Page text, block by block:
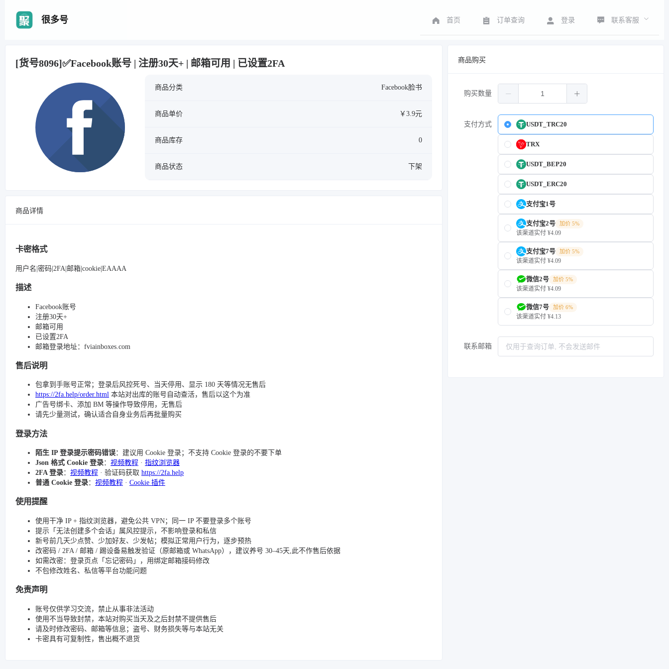
很多号 首页 订单查询 登录 联系客服
[货号8096]✅Facebook账号 | 注册30天+ | 邮箱可用 | 已设置2FA
商品分类 Facebook脸书
商品单价 ￥3.9元
商品库存 0
商品状态 下架
商品详情
卡密格式
用户名|密码|2FA|邮箱|cookie|EAAAA
描述
Facebook账号
注册30天+
邮箱可用
已设置2FA
邮箱登录地址：fviainboxes.com
售后说明
包拿到手账号正常；登录后风控死号、当天停用、显示 180 天等情况无售后
https://2fa.help/order.html 本站对出库的账号自动查活，售后以这个为准
广告号绑卡、添加 BM 等操作导致停用，无售后
请先少量测试，确认适合自身业务后再批量购买
登录方法
陌生 IP 登录提示密码错误：建议用 Cookie 登录；不支持 Cookie 登录的不要下单
Json 格式 Cookie 登录： 视频教程 · 指纹浏览器
2FA 登录： 视频教程 · 验证码获取 https://2fa.help
普通 Cookie 登录： 视频教程 · Cookie 插件
使用提醒
使用干净 IP + 指纹浏览器，避免公共 VPN；同一 IP 不要登录多个账号
提示「无法创建多个会话」属风控提示，不影响登录和私信
新号前几天少点赞、少加好友、少发帖；模拟正常用户行为，逐步预热
改密码 / 2FA / 邮箱 / 踢设备易触发验证（原邮箱或 WhatsApp），建议养号 30–45天,此不作售后依据
如需改密：登录页点「忘记密码」，用绑定邮箱接码修改
不包修改姓名、私信等平台功能问题
免责声明
账号仅供学习交流，禁止从事非法活动
使用不当导致封禁，本站对购买当天及之后封禁不提供售后
请及时修改密码、邮箱等信息；盗号、财务损失等与本站无关
卡密具有可复制性，售出概不退货
商品购买
购买数量
支付方式 USDT_TRC20
TRX
USDT_BEP20
USDT_ERC20
支付宝1号
支付宝2号 加价 5%
该渠道实付 ¥4.09
支付宝7号 加价 5%
该渠道实付 ¥4.09
微信2号 加价 5%
该渠道实付 ¥4.09
微信7号 加价 6%
该渠道实付 ¥4.13
联系邮箱